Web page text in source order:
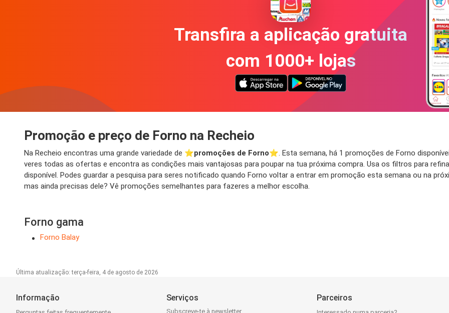
Transfira a aplicação gratuita
com 1000+ lojas
Promoção e preço de Forno na Recheio
Na Recheio encontras uma grande variedade de ⭐️promoções de Forno⭐️. Esta semana, há 1 promoções de Forno
veres todas as ofertas e encontra as condições mais vantajosas para poupar na tua próxima compra. Usa os filtros para
disponível. Podes guardar a pesquisa para seres notificado quando Forno voltar a entrar em promoção esta semana ou na
mas ainda precisas dele? Vê promoções semelhantes para fazeres a melhor escolha.
Forno gama
Forno Balay
Última atualização: terça-feira, 4 de agosto de 2026
Informação Serviços
Subscreve-te à newsletter
Parceiros